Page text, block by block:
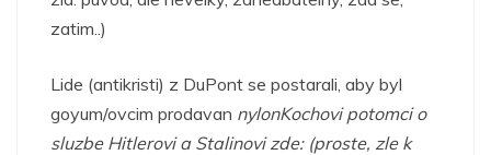
zatim..)
Lide (antikristi) z DuPont se postarali, aby byl
goyum/ovcim prodavan nylonKochovi potomci o
sluzbe Hitlerovi a Stalinovi zde: (proste, zle k